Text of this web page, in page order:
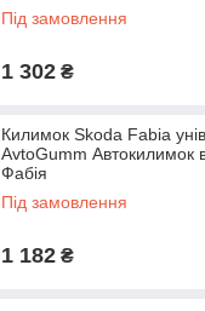
Під замовлення
1 302 ₴
Килимок Skoda Fabia
AvtoGumm Автокилимок
Фабія
Під замовлення
1 182 ₴